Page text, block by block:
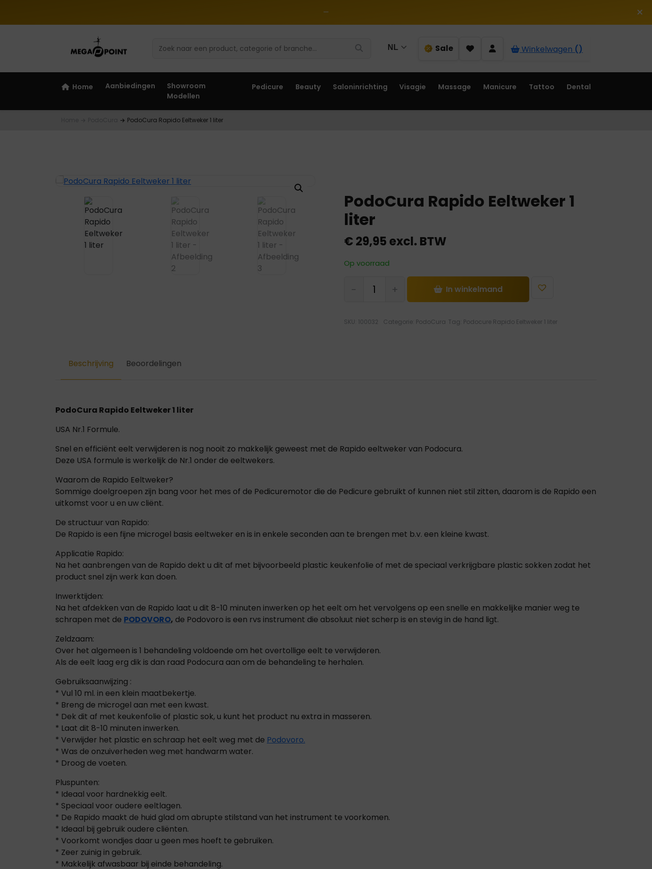
—
NL Sale Winkelwagen ()
Home Aanbiedingen
Showroom
Modellen
Pedicure Beauty Saloninrichting Visagie Massage Manicure Tattoo Dental
PodoCura Rapido Eeltweker 1 liter
PodoCura Rapido Eeltweker 1
liter
€29,95 excl. BTW
Op voorraad
-
Rapido
1
+ In winkelmand
SKU: 100032 Categorie: PodoCura Tag: Podocure Rapido Eeltweker 1 liter
Beschrijving Beoordelingen
PodoCura Rapido Eeltweker 1 liter
USA Nr.1 Formule.
Snel en efficiënt eelt verwijderen is nog nooit zo makkelijk geweest met de Rapido eeltweker van Podocura.
Deze USA formule is werkelijk de Nr.1 onder de eeltwekers.
Waarom de Rapido Eeltweker?
Sommige doelgroepen zijn bang voor het mes of de Pedicuremotor die de Pedicure gebruikt of kunnen niet stil zitten, daarom is de Rapido een
uitkomst voor u en uw cliënt.
De structuur van Rapido:
De Rapido is een fijne microgel basis eeltweker en is in enkele seconden aan te brengen met b.v. een kleine kwast.
Applicatie Rapido:
Na het aanbrengen van de Rapido dekt u dit af met bijvoorbeeld plastic keukenfolie of met de speciaal verkrijgbare plastic sokken zodat het
product snel zijn werk kan doen.
Inwerktijden:
Na het afdekken van de Rapido laat u dit 8-10 minuten inwerken op het eelt om het vervolgens op een snelle en makkelijke manier weg te
schrapen met de PODOVORO, de Podovoro is een rvs instrument die absoluut niet scherp is en stevig in de hand ligt.
Zeldzaam:
Over het algemeen is 1 behandeling voldoende om het overtollige eelt te verwijderen.
Als de eelt laag erg dik is dan raad Podocura aan om de behandeling te herhalen.
Gebruiksaanwijzing :
* Vul 10 ml. in een klein maatbekertje.
* Breng de microgel aan met een kwast.
* Dek dit af met keukenfolie of plastic sok, u kunt het product nu extra in masseren.
* Laat dit 8-10 minuten inwerken.
* Verwijder het plastic en schraap het eelt weg met de Podovoro.
* Was de onzuiverheden weg met handwarm water.
* Droog de voeten.
Pluspunten:
* Ideaal voor hardnekkig eelt.
* Speciaal voor oudere eeltlagen.
* De Rapido maakt de huid glad om abrupte stilstand van het instrument te voorkomen.
* Ideaal bij gebruik oudere cliënten.
* Voorkomt wondjes daar u geen mes hoeft te gebruiken.
* Zeer zuinig in gebruik.
* Makkelijk afwasbaar bij einde behandeling.